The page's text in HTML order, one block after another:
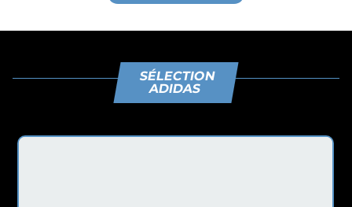
SÉLECTION
ADIDAS